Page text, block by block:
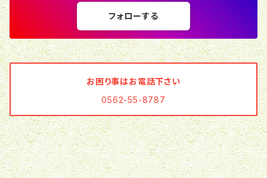
フォローする
お困り事はお電話下さい
0562-55-8787